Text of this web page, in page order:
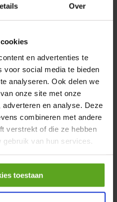
Over
en advertenties te
voor social media te bieden
analyseren. Ook delen we
onze site met onze
en analyse. Deze
combineren met andere
verstrekt of die ze hebben
van hun services.
toestaan
Aantal +
TH/O-
Festo